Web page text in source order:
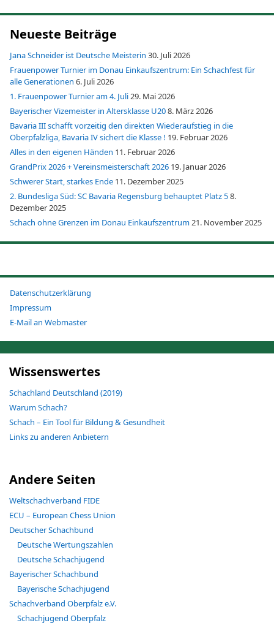
Neueste Beiträge
Jana Schneider ist Deutsche Meisterin 30. Juli 2026
Frauenpower Turnier im Donau Einkaufszentrum: Ein Schachfest für
alle Generationen 6. Juli 2026
1. Frauenpower Turnier am 4. Juli 29. Mai 2026
Bayerischer Vizemeister in Altersklasse U208. März 2026
Bavaria III schafft vorzeitig den direkten Wiederaufstieg in die
Oberpfalzliga, Bavaria IV sichert die Klasse ! 19. Februar 2026
Alles in den eigenen Händen 11. Februar 2026
GrandPrix 2026 + Vereinsmeisterschaft 2026 19. Januar 2026
Schwerer Start, starkes Ende 11. Dezember 2025
2. Bundesliga Süd: SC Bavaria Regensburg behauptet Platz 58.
Dezember 2025
Schach ohne Grenzen im Donau Einkaufszentrum 21. November 2025
Datenschutzerklärung
Impressum
E-Mail an Webmaster
Wissenswertes
Schachland Deutschland (2019)
Warum Schach?
Schach – Ein Tool für Bildung & Gesundheit
Links zu anderen Anbietern
Andere Seiten
Weltschachverband FIDE
ECU – European Chess Union
Deutscher Schachbund
Deutsche Wertungszahlen
Deutsche Schachjugend
Bayerischer Schachbund
Bayerische Schachjugend
Schachverband Oberpfalz e.V.
Schachjugend Oberpfalz